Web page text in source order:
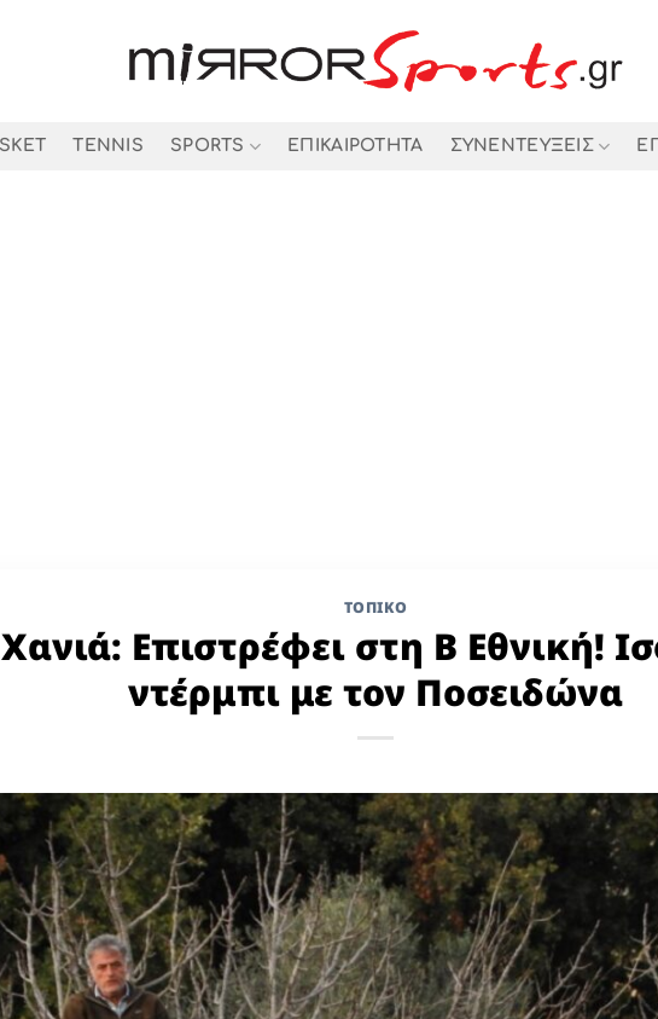
TENNIS SPORTS ΕΠΙΚΑΙΡΟΤΗΤΑ ΣΥΝΕΝΤΕΥΞΕΙΣ
ΤΟΠΙΚΌ
Επιστρέφει στη Β Εθνική!
ντέρμπι με τον Ποσειδώνα